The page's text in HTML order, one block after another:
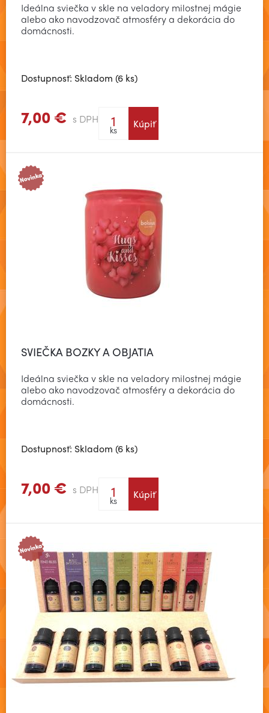
Ideálna sviečka v skle na veladory milostnej mágie
alebo ako navodzovač atmosféry a dekorácia do
domácnosti.
Dostupnosť: Skladom (6 ks)
7,00 € s DPH
ks Kúpiť
Zobraziť viac
SVIEČKA BOZKY A OBJATIA
Ideálna sviečka v skle na veladory milostnej mágie
alebo ako navodzovač atmosféry a dekorácia do
domácnosti.
Dostupnosť: Skladom (6 ks)
7,00 € s DPH
ks Kúpiť
Zobraziť viac